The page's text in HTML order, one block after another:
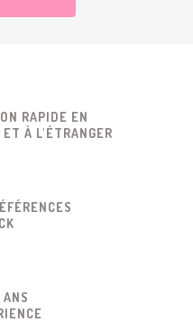
RAPIDE EN
ET À L'ÉTRANGER